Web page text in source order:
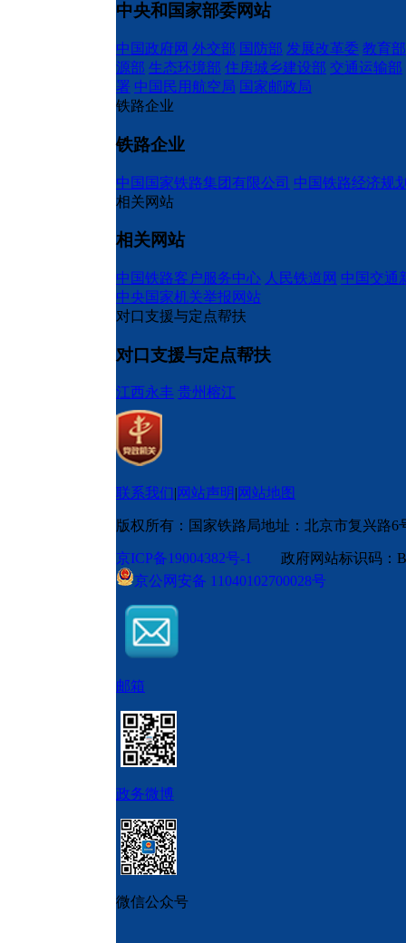
中央和国家部委网站
中国政府网 外交部 国防部 发展改革委 教育部
源部 生态环境部 住房城乡建设部 交通运输部
署 中国民用航空局 国家邮政局
铁路企业
铁路企业
中国国家铁路集团有限公司 中国铁路经济规
相关网站
相关网站
中国铁路客户服务中心 人民铁道网 中国交通
中央国家机关举报网站
对口支援与定点帮扶
对口支援与定点帮扶
江西永丰 贵州榕江
联系我们 网站声明 网站地图
版权所有：国家铁路局地址：北京市复兴路6
京ICP备19004382号-1 政府网站标识码
京公网安备 11040102700028号
邮箱
政务微博
微信公众号